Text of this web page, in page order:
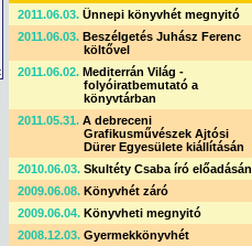
2011.06.03. Ünnepi könyvhét megnyitó
2011.06.03. Beszélgetés Juhász Ferenc
költővel
2011.06.02. Mediterrán Világ -
folyóiratbemutató a
könyvtárban
2011.05.31. A debreceni
Grafikusművészek Ajtósi
Dürer Egyesülete kiállításán
2010.06.03. Skultéty Csaba író előadásán
2009.06.08. Könyvhét záró
2009.06.04. Könyvheti megnyitó
2008.12.03. Gyermekkönyvhét